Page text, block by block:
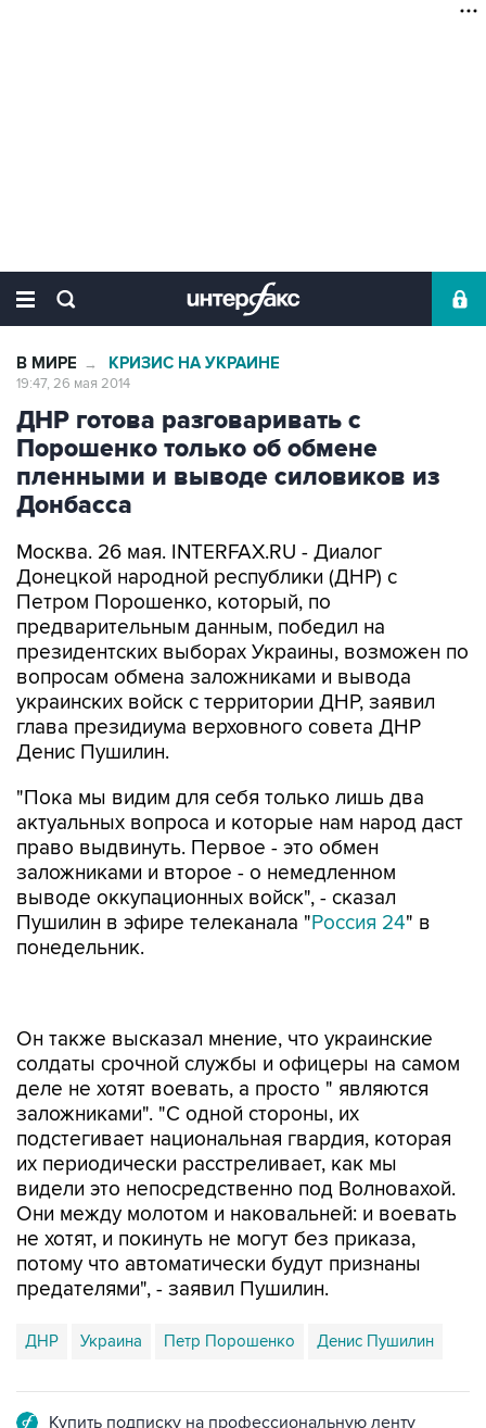
В МИРЕ → КРИЗИС НА УКРАИНЕ
19:47, 26 мая 2014
ДНР готова разговаривать с
Порошенко только об обмене
пленными и выводе силовиков из
Донбасса
Москва. 26 мая. INTERFAX.RU - Диалог
Донецкой народной республики (ДНР) с
Петром Порошенко, который, по
предварительным данным, победил на
президентских выборах Украины, возможен по
вопросам обмена заложниками и вывода
украинских войск с территории ДНР, заявил
глава президиума верховного совета ДНР
Денис Пушилин.
"Пока мы видим для себя только лишь два
актуальных вопроса и которые нам народ даст
право выдвинуть. Первое - это обмен
заложниками и второе - о немедленном
выводе оккупационных войск", - сказал
Пушилин в эфире телеканала "Россия 24" в
понедельник.
деле не хотят воевать, а просто " являются
заложниками". "С одной стороны, их
подстегивает национальная гвардия, которая
их периодически расстреливает, как мы
видели это непосредственно под Волновахой.
Они между молотом и наковальней: и воевать
не хотят, и покинуть не могут без приказа,
потому что автоматически будут признаны
предателями", - заявил Пушилин.
ДНР Украина Петр Порошенко Денис Пушилин
Подписаться на рассылку главных новостей сайта